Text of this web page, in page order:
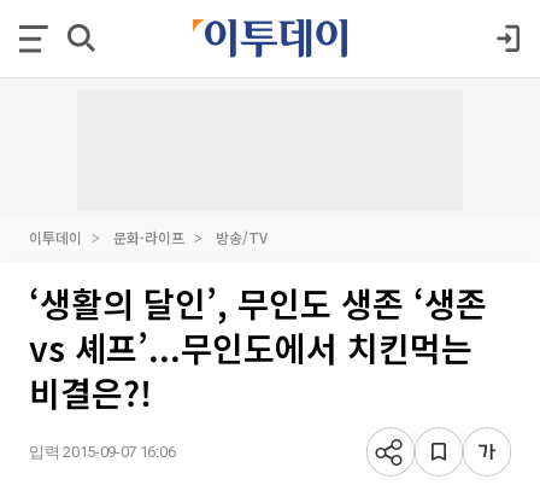
이투데이 문화·라이프 방송/TV
‘생활의 달인’, 무인도 생존 ‘생존
vs 셰프’...무인도에서 치킨먹는
비결은?!
입력 2015-09-07 16:06